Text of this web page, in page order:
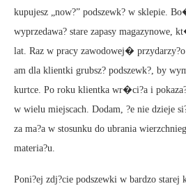
kupujesz „now?” podszewk? w sklepie.
wyprzedawa? stare zapasy magazynowe,
lat. Raz w pracy zawodowej�
am dla klientki grubsz? podszewk?, by
kurtce. Po roku klientka wr�ci?a i
w wielu miejscach. Dodam, ?e nie dzieje
za ma?a w stosunku do ubrania
materia?u.
Poni?ej zdj?cie podszewki w bardzo starej